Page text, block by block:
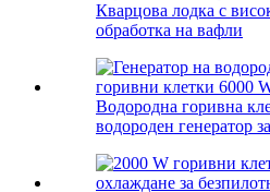
Кварцова лодка с
обработка на вафли
Водородна горивна
водороден генератор